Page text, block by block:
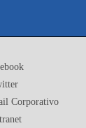
Corporativo